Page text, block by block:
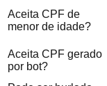
Aceita CPF de
menor de idade?
Aceita CPF gerado
por bot?